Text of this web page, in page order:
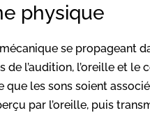
physique
se propageant
de l’audition, l’oreille et
les sons soient
par l’oreille, puis